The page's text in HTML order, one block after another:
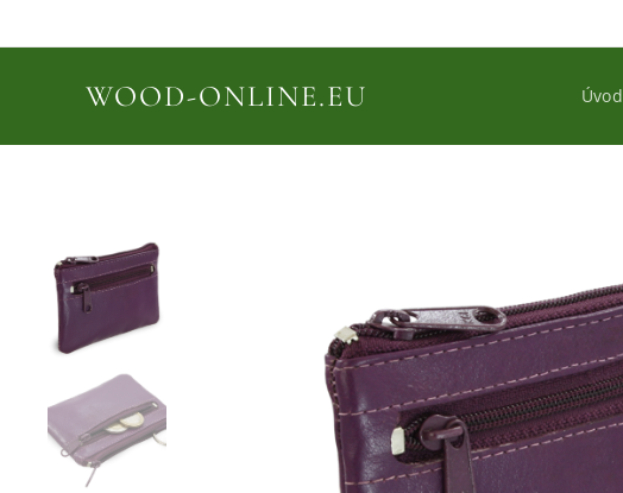
WOOD-ONLINE.EU Úvod